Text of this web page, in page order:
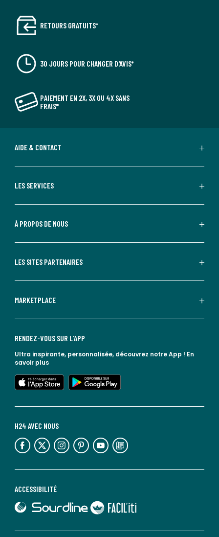
RETOURS GRATUITS*
30 JOURS POUR CHANGER D'AVIS*
PAIEMENT EN 2X, 3X OU 4X SANS
FRAIS*
AIDE & CONTACT
LES SERVICES
À PROPOS DE NOUS
LES SITES PARTENAIRES
MARKETPLACE
ACCESSIBILITÉ
lien vers Sourdline
lien vers Faciliti
H24 AVEC NOUS
lien vers l'espace réseaux sociaux lien vers l'espace réseaux sociaux lien vers l'espace réseaux sociaux lien vers l'espace réseaux sociaux lien vers l'espace réseaux sociaux lien vers le blog la redoute
RENDEZ-VOUS SUR L'APP
Ultra inspirante, personnalisée, découvrez notre App ! En
savoir plus
lien vers l'app store
lien vers google play